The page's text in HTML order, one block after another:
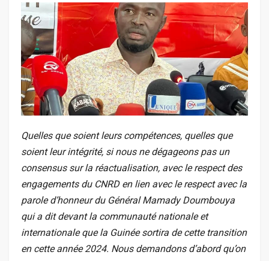
Quelles que soient leurs compétences, quelles que
soient leur intégrité, si nous ne dégageons pas un
consensus sur la réactualisation, avec le respect des
engagements du CNRD en lien avec le respect avec la
parole d’honneur du Général Mamady Doumbouya
qui a dit devant la communauté nationale et
internationale que la Guinée sortira de cette transition
en cette année 2024. Nous demandons d’abord qu’on